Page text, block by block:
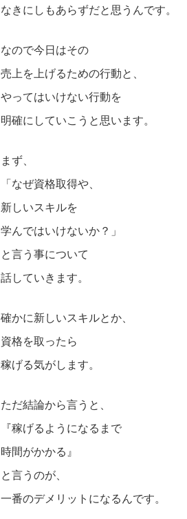
なきにしもあらずだと思うんです。
なので今日はその
売上を上げるための行動と、
やってはいけない行動を
明確にしていこうと思います。
まず、
「なぜ資格取得や、
新しいスキルを
学んではいけないか？」
と言う事について
話していきます。
確かに新しいスキルとか、
資格を取ったら
稼げる気がします。
ただ結論から言うと、
『稼げるようになるまで
時間がかかる』
と言うのが、
一番のデメリットになるんです。